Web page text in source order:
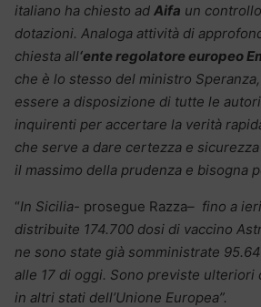
italiano ha chiesto ad Aifa un
dotazioni. Analoga attività di
chiesta all‘ente regolatore europeo
che è lo stesso del ministro
essere a disposizione di tutte le
inquirenti per accertare la verità
che serve a dare certezza e
il massimo della prudenza e bisogna
“In Sicilia- prosegue Razza– fino a
distribuite 174.700 dosi di vaccino
ne sono state già somministrate
alle 17 di oggi. Sono previste ulteriori
in altri stati dell’Unione Europea”.